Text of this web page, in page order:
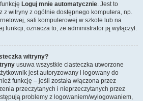
Loguj mnie automatycznie. Jest to
z witryny z ogólnie dostępnego komputera, np.
sali komputerowej w szkole lub na
funkcji, oznacza to, że administrator ją wyłączył.
witryny?
usuwa wszystkie ciasteczka utworzone
jest autoryzowany i logowany do
funkcję – jeśli została włączona przez
przeczytanych i nieprzeczytanych przez
problemy z logowaniem/wylogowaniem,